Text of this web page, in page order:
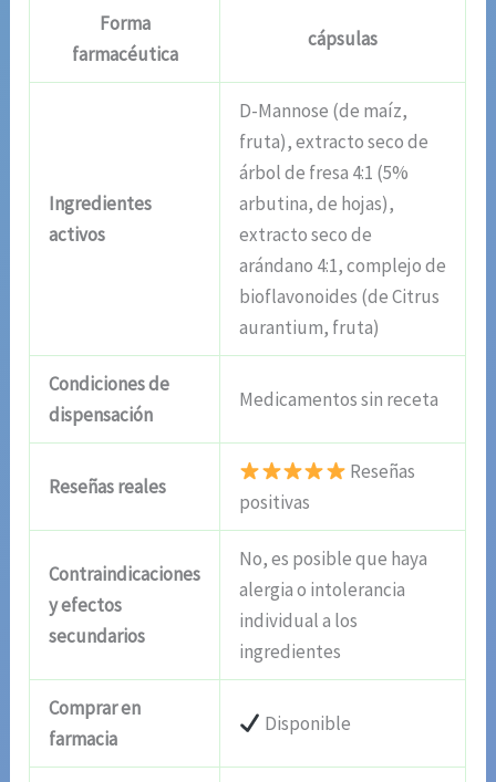
Forma
farmacéutica
cápsulas
Ingredientes
activos
D-Mannose (de maíz,
fruta), extracto seco de
árbol de fresa 4:1 (5%
arbutina, de hojas),
extracto seco de
arándano 4:1, complejo de
bioflavonoides (de Citrus
aurantium, fruta)
Condiciones de
dispensación
Medicamentos sin receta
Reseñas reales
Reseñas
positivas
Contraindicaciones
y efectos
secundarios
No, es posible que haya
alergia o intolerancia
individual a los
ingredientes
Comprar en
farmacia
Disponible